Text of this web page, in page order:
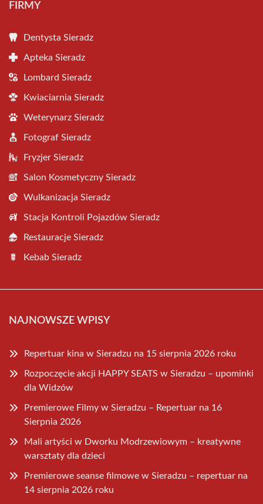
FIRMY
Dentysta Sieradz
Apteka Sieradz
Lombard Sieradz
Kwiaciarnia Sieradz
Weterynarz Sieradz
Fotograf Sieradz
Fryzjer Sieradz
Salon Kosmetyczny Sieradz
Wulkanizacja Sieradz
Stacja Kontroli Pojazdów Sieradz
Restauracje Sieradz
Kebab Sieradz
NAJNOWSZE WPISY
Repertuar kina w Sieradzu na 15 sierpnia 2026 roku
Rozpoczęcie akcji HAPPY SEATS w Sieradzu – upominki
dla Widzów
Premierowe Filmy w Sieradzu – Repertuar na 16
Sierpnia 2026
Mali artyści w Dworku Modrzewiowym – kreatywne
warsztaty dla dzieci
Premierowe seanse filmowe w Sieradzu – repertuar na
14 sierpnia 2026 roku